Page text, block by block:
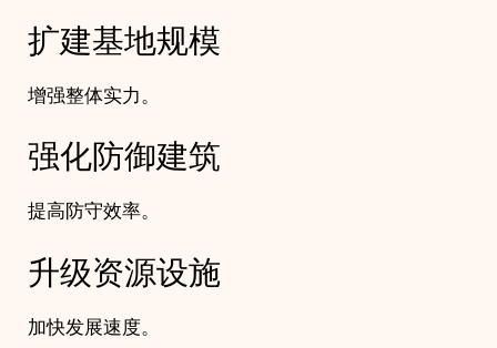
扩建基地规模
增强整体实力。
强化防御建筑
提高防守效率。
升级资源设施
加快发展速度。